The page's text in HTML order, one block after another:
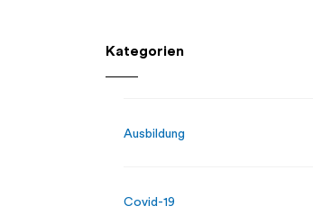
Kategorien
Ausbildung
Covid-19